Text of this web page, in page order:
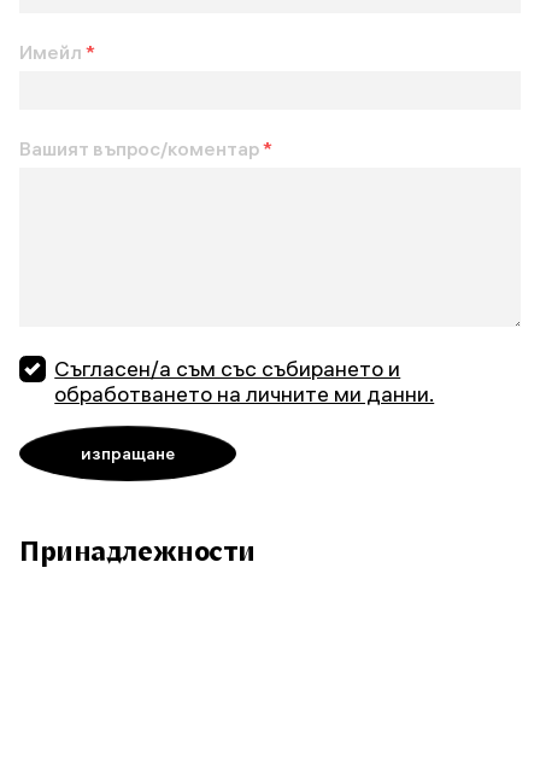
Имейл *
Вашият въпрос/коментар*
Съгласен/а съм със събирането и
обработването на личните ми данни.
Принадлежности